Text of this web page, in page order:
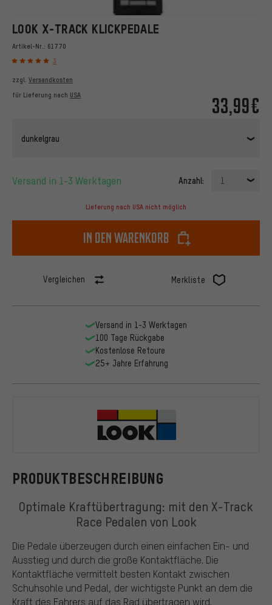
LOOK X-TRACK KLICKPEDALE
Artikel-Nr.: 61770
3
33,99€
zzgl. Versandkosten
für Lieferung nach USA
dunkelgrau
Versand in 1-3 Werktagen Anzahl: 1
Lieferung nach USA nicht möglich
In den Warenkorb
Vergleichen Merkliste
PRODUKTBESCHREIBUNG
Optimale Kraftübertragung: mit den X-Track
Race Pedalen von Look
Die Pedale überzeugen durch einen einfachen Ein- und
Ausstieg und durch die große Kontaktfläche. Die
Kontaktfläche vermittelt besten Kontakt zwischen
Schuhsohle und Pedal, der wichtigste Punkt an dem die
Kraft des Fahrers auf das Rad übertragen wird.
Versand in 1-3 Werktagen
100 Tage Rückgabe
Kostenlose Retoure
25+ Jahre Erfahrung